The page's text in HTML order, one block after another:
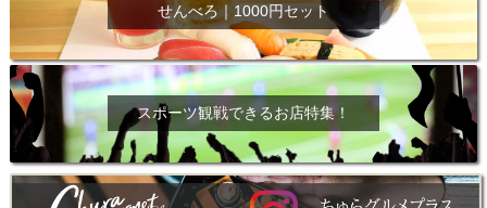
せんべろ｜1000円セット
スポーツ観戦できるお店特集！